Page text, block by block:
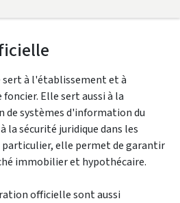
à l'établissement et à
Elle sert aussi à la
systèmes d'information du
sécurité juridique dans les
elle permet de garantir
immobilier et hypothécaire.
officielle sont aussi